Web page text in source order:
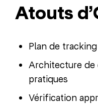
Atouts
Plan de
Architecture de
pratiques
Vérification